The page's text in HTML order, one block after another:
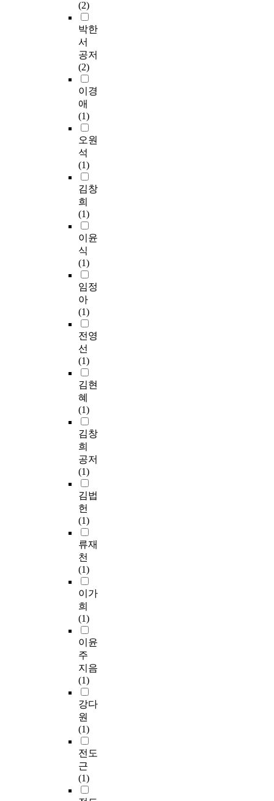
(2)
박한
서
공저
(2)
이경
애
(1)
오원
석
(1)
김창
희
(1)
이윤
식
(1)
임정
아
(1)
전영
선
(1)
김현
혜
(1)
김창
희
공저
(1)
김법
헌
(1)
류재
천
(1)
이가
희
(1)
이윤
주
지음
(1)
강다
원
(1)
전도
근
(1)